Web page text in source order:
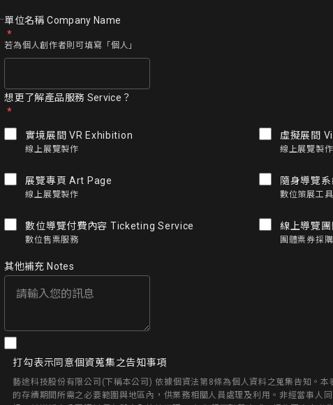
單位名稱 Company Name
若為個人創作者則可填寫「個人」
想更了解產品服務 Service？
實境展間 VR Exhibition
線上展覽製作
虛擬展間
線上展覽製作
展覽專頁 Art Page
線上展覽製作
隨身導覽
數位策展工具
數位導覽付費內容 Ticketing Service
數位售票服務
線上導覽
團體票券採購
其他補充 Notes
打勾表示同意個資蒐集之告知事項
藝途科技股份有限公司(下稱本公司) 依據個資法第8條為個人資料之蒐集告知。本
的存續期間所需之必要範圍與地區內，供業務相關人員處理及利用。非經當事人